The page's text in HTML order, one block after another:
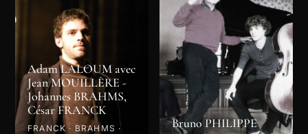
Adam LALOUM avec
Jean MOUILLÈRE -
Johannes BRAHMS,
César FRANCK
FRANCK · BRAHMS ·
Bruno PHILIPPE